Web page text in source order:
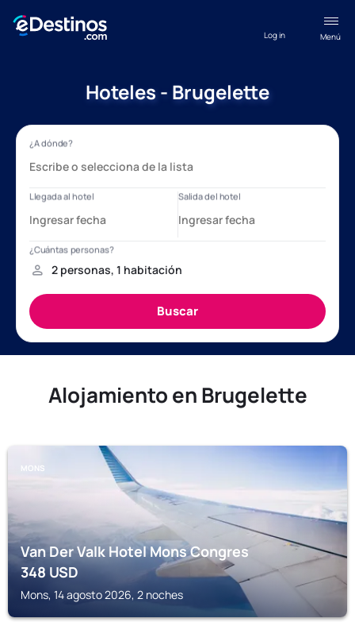
Menú
Log in
Hoteles - Brugelette
Alojamiento en Brugelette
MONS
Van Der Valk Hotel Mons Congres
348USD
Mons, 14 agosto 2026, 2 noches